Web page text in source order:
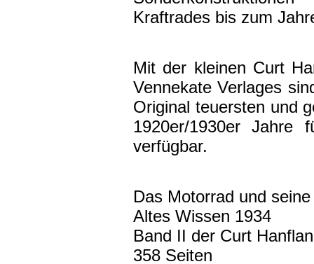
Kraftrades bis zum
Mit der kleinen Curt
Vennekate Verlages
Original teuersten und
1920er/1930er Jahre
verfügbar.
Das Motorrad und
Altes Wissen 1934
Band II der Curt
358 Seiten